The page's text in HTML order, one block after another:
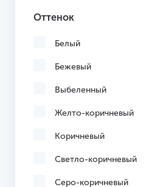
Оттенок
Белый
Бежевый
Выбеленный
Желто-коричневый
Коричневый
Светло-коричневый
Серо-коричневый